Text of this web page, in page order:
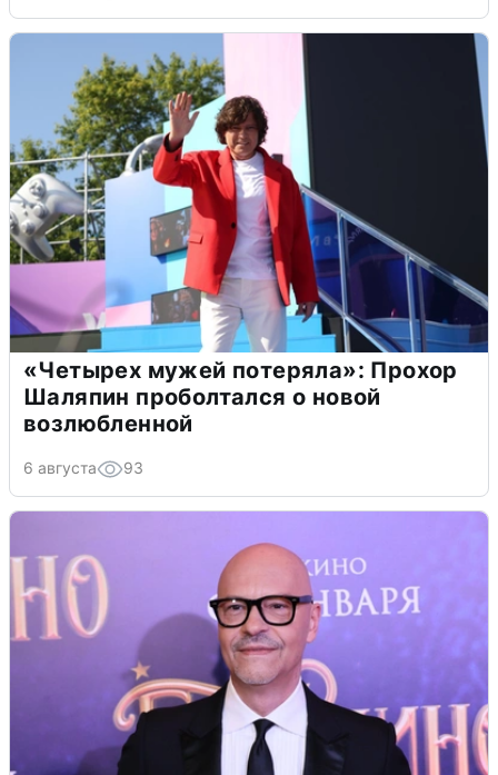
«Четырех мужей потеряла»: Прохор
Шаляпин проболтался о новой
возлюбленной
6 августа 93